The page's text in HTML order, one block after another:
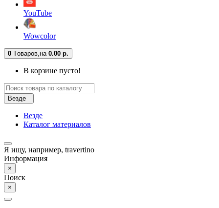
YouTube
Wowcolor
0 Tоваров, на 0.00 р.
В корзине пусто!
Везде
Везде
Каталог материалов
Я ищу, например, travertino
Информация
×
Поиск
×